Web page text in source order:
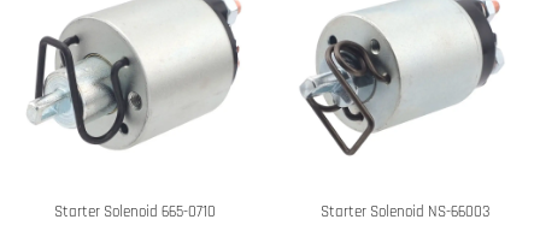
Starter Solenoid 665-0710 Starter Solenoid NS-66003